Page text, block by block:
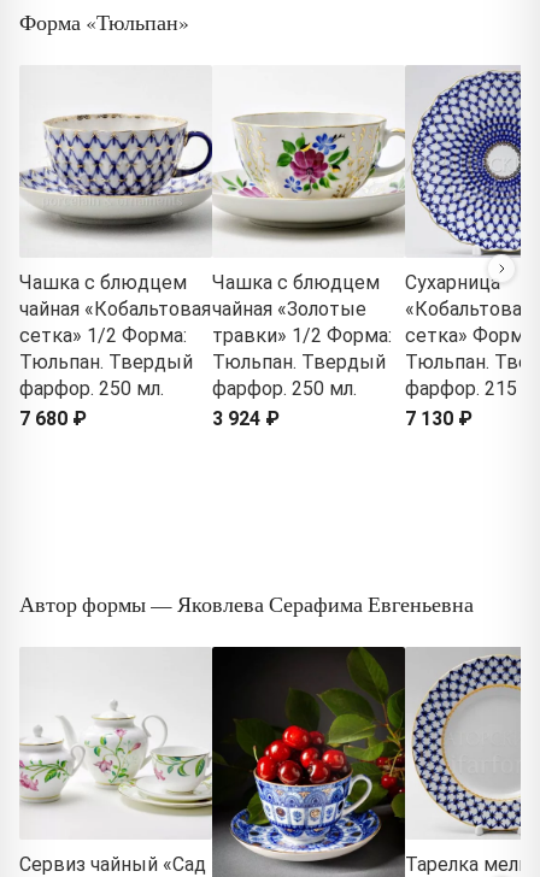
Форма «Тюльпан»
Чашка с блюдцем
чайная «Кобальтовая
сетка» 1/2 Форма:
Тюльпан. Твердый
фарфор. 250 мл.
7 680 ₽
Чашка с блюдцем
чайная «Золотые
травки» 1/2 Форма:
Тюльпан. Твердый
фарфор. 250 мл.
3 924 ₽
Сухарница
«Кобальтовая
сетка» Форма:
Тюльпан.
фарфор. 215
7 130 ₽
Автор формы — Яковлева Серафима Евгеньевна
Сервиз чайный «Сад
Тарелка